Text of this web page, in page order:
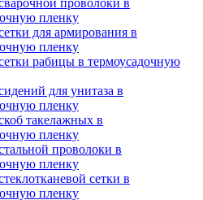
проволоки в
пленку
для армирования в
пленку
рабицы в термоусадочную
для унитаза в
пленку
такелажных в
пленку
проволоки в
пленку
сетки в
пленку